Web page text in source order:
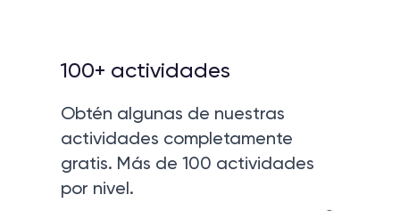
100+ actividades
Obtén algunas de nuestras
actividades completamente
gratis. Más de 100 actividades
por nivel.